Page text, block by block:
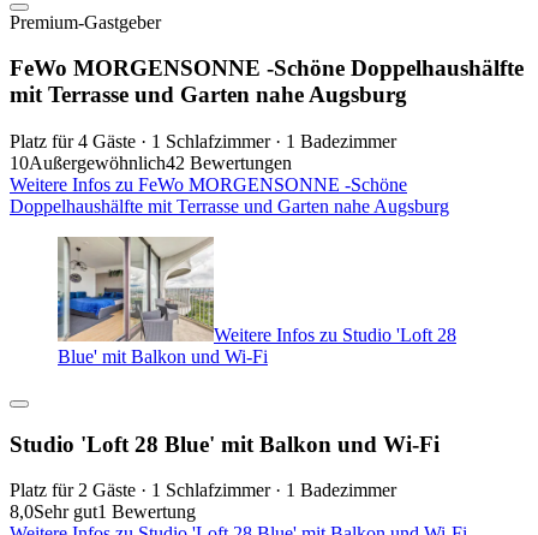
Premium-Gastgeber
FeWo MORGENSONNE -Schöne Doppelhaushälfte
mit Terrasse und Garten nahe Augsburg
Platz für 4 Gäste · 1 Schlafzimmer · 1 Badezimmer
10Außergewöhnlich42 Bewertungen
Weitere Infos zu FeWo MORGENSONNE -Schöne
Doppelhaushälfte mit Terrasse und Garten nahe Augsburg
Weitere Infos zu Studio 'Loft 28
Blue' mit Balkon und Wi-Fi
Studio 'Loft 28 Blue' mit Balkon und Wi-Fi
Platz für 2 Gäste · 1 Schlafzimmer · 1 Badezimmer
8,0Sehr gut1 Bewertung